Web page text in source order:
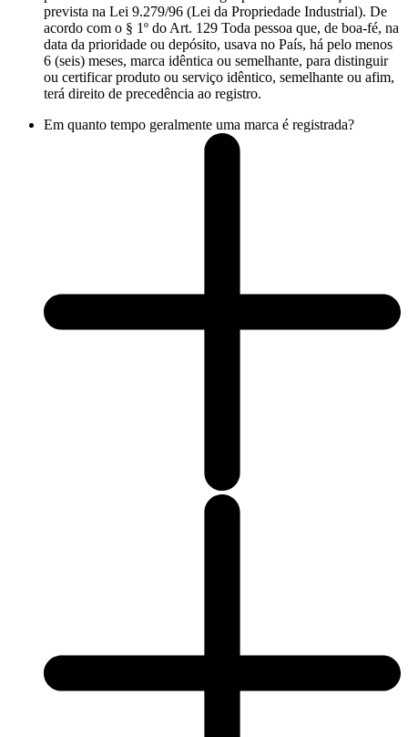
prevista na Lei 9.279/96 (Lei da Propriedade Industrial). De
acordo com o § 1º do Art. 129 Toda pessoa que, de boa-fé, na
data da prioridade ou depósito, usava no País, há pelo menos
6 (seis) meses, marca idêntica ou semelhante, para distinguir
ou certificar produto ou serviço idêntico, semelhante ou afim,
terá direito de precedência ao registro.
Em quanto tempo geralmente uma marca é registrada?